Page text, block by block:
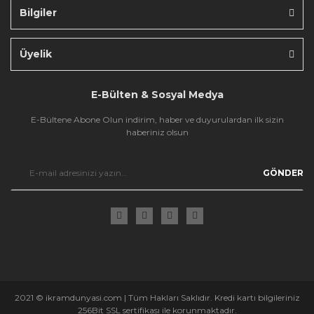
Bilgiler
Üyelik
E-Bülten & Sosyal Medya
E-Bültene Abone Olun indirim, haber ve duyurulardan ilk sizin
haberiniz olsun
GÖNDER
2021 © ikramdunyasi.com | Tüm Hakları Saklıdır. Kredi kartı bilgileriniz
256Bit SSL sertifikası ile korunmaktadır.